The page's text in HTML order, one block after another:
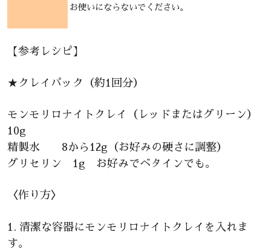
お使いにならないでください。
【参考レシピ】
★クレイパック（約1回分）
モンモリロナイトクレイ（レッドまたはグリーン）
10g
精製水 8から12g（お好みの硬さに調整）
グリセリン 1g お好みでベタインでも。
〈作り方〉
1. 清潔な容器にモンモリロナイトクレイを入れま
す。